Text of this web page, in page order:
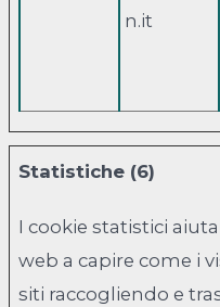
n.it
Statistiche (6)
I cookie statistici
web a capire come i
siti raccogliendo e